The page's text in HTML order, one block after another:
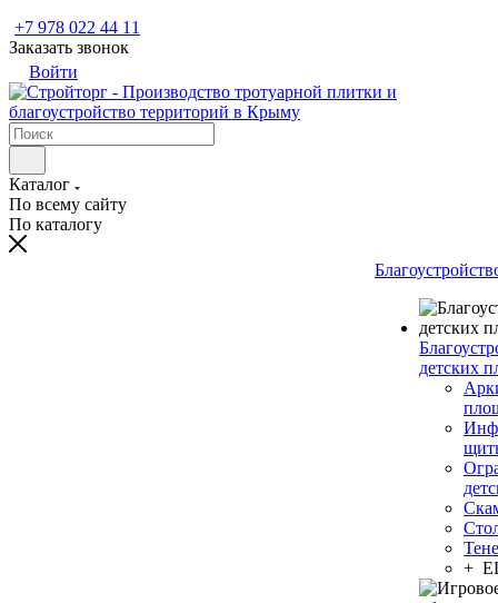
+7 978 022 44 11
Заказать звонок
Войти
Каталог
По всему сайту
По каталогу
детских
+